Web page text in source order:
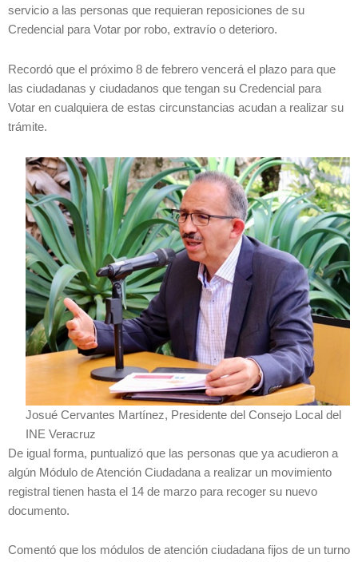
servicio a las personas que requieran reposiciones de su
Credencial para Votar por robo, extravío o deterioro.
Recordó que el próximo 8 de febrero vencerá el plazo para que
las ciudadanas y ciudadanos que tengan su Credencial para
Votar en cualquiera de estas circunstancias acudan a realizar su
trámite.
Josué Cervantes Martínez, Presidente del Consejo Local del
INE Veracruz
De igual forma, puntualizó que las personas que ya acudieron a
algún Módulo de Atención Ciudadana a realizar un movimiento
registral tienen hasta el 14 de marzo para recoger su nuevo
documento.
Comentó que los módulos de atención ciudadana fijos de un turno